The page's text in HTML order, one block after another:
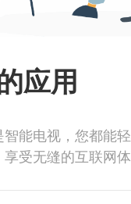
应用
能电视，您都能轻
受无缝的互联网体